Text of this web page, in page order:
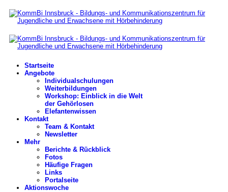
Startseite
Angebote
Individualschulungen
Weiterbildungen
Workshop: Einblick in die Welt
der Gehörlosen
Elefantenwissen
Kontakt
Team & Kontakt
Newsletter
Mehr
Berichte & Rückblick
Fotos
Häufige Fragen
Links
Portalseite
Aktionswoche